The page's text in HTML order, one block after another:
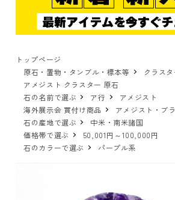
トップページ
原石・置物・タンブル・標本等
クラス
アメジスト クラスター 原石
石の名前で選ぶ
ア行
アメジスト
海外展示会 買付け商品
アメジスト・ブ
石の産地で選ぶ
中米・南米諸国
価格帯で選ぶ
50,001円～100,000円
石のカラーで選ぶ
パープル系